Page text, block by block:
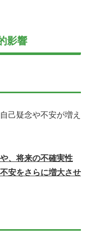
影響
己疑念や不安が増え
、将来の不確実性
安をさらに増大させ